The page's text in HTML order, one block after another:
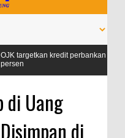
kredit perbankan pada 2024 tumbuh
di Uang
di